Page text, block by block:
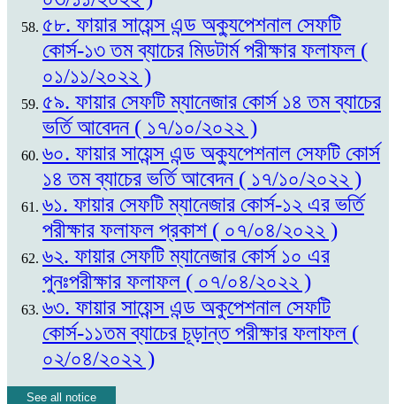
৫৮. ফায়ার সায়েন্স এন্ড অক্যুপেশনাল সেফটি
কোর্স-১৩ তম ব্যাচের মিডটার্ম পরীক্ষার ফলাফল (
০১/১১/২০২২ )
৫৯. ফায়ার সেফটি ম্যানেজার কোর্স ১৪ তম ব্যাচের
ভর্তি আবেদন ( ১৭/১০/২০২২ )
৬০. ফায়ার সায়েন্স এন্ড অক্যুপেশনাল সেফটি কোর্স
১৪ তম ব্যাচের ভর্তি আবেদন ( ১৭/১০/২০২২ )
৬১. ফায়ার সেফটি ম্যানেজার কোর্স-১২ এর ভর্তি
পরীক্ষার ফলাফল প্রকাশ ( ০৭/০৪/২০২২ )
৬২. ফায়ার সেফটি ম্যানেজার কোর্স ১০ এর
পুনঃপরীক্ষার ফলাফল ( ০৭/০৪/২০২২ )
৬৩. ফায়ার সায়েন্স এন্ড অকুপেশনাল সেফটি
কোর্স-১১তম ব্যাচের চূড়ান্ত পরীক্ষার ফলাফল (
০২/০৪/২০২২ )
See all notice